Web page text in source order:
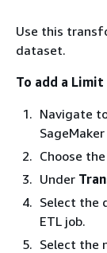
Use this
dataset.
To add a
Navigate
Choose
Under
Select the
ETL job.
Select the